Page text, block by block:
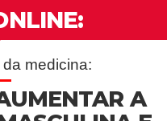
medicina:
A